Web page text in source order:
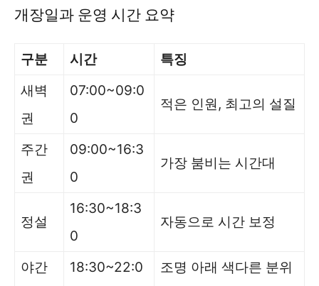
개장일과 운영 시간 요약
구분 시간
특징
새벽
권
07:00~09:0
0
적은 인원, 최고의 설질
주간
권
09:00~16:3
0
가장 붐비는 시간대
정설
16:30~18:3
0
자동으로 시간 보정
야간
18:30~22:0
조명 아래 색다른 분위